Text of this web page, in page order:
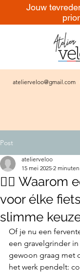
atelierveloo@gmail.com
Jouw
Post
🚴‍♂️ Waarom
voor élke
slimme
atelierveloo
15 mei 2025 2
Of je nu een
een gravelgrinder
gewoon graag met
het werk pendelt: